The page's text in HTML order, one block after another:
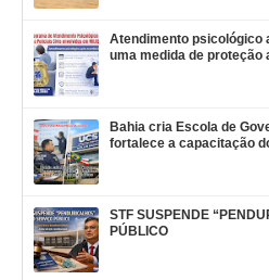
Atendimento
uma medida de proteção
Bahia cria Escola de
fortalece a capacitação
STF SUSPENDE
PÚBLICO